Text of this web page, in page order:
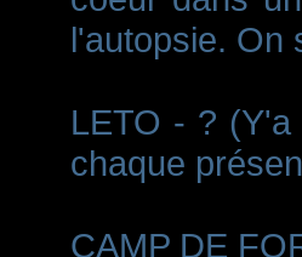
l'autopsie. On
LETO - ?
chaque
CAMP DE